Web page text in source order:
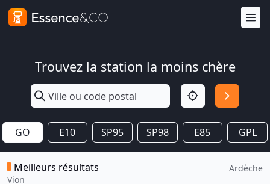
Trouvez la station la moins chère
GO E10 SP95 SP98 E85 GPL
Meilleurs résultats
Vion
Ardèche